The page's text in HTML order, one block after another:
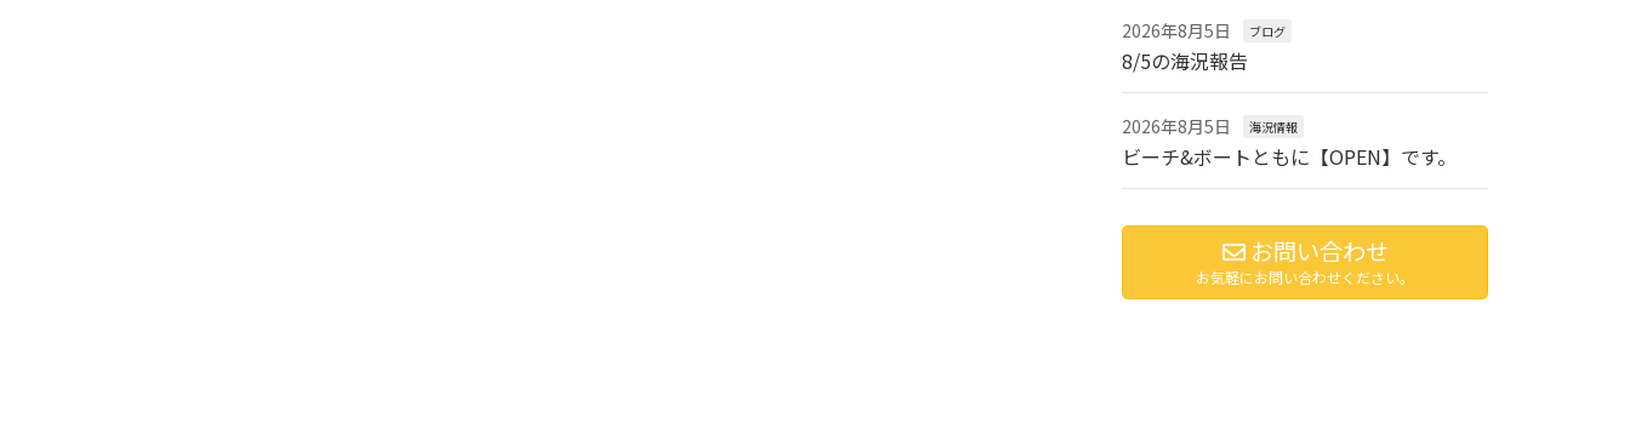
2026年8月5日 ブログ
8/5の海況報告
2026年8月5日 海況情報
ビーチ&ボートともに【OPEN】です。
お問い合わせ
お気軽にお問い合わせください。